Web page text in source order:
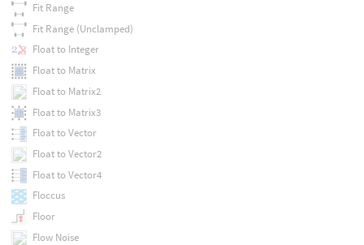
Fit Range
Fit Range (Unclamped)
Float to Integer
Float to Matrix
Float to Matrix2
Float to Matrix3
Float to Vector
Float to Vector2
Float to Vector4
Floccus
Floor
Flow Noise